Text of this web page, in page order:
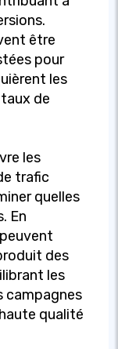
être
pour
les
de
les
trafic
quelles
En
des
les
campagnes
qualité